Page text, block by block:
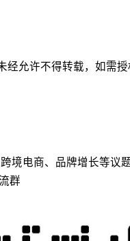
经允许不得转载，如需
境电商、品牌增长等议
群